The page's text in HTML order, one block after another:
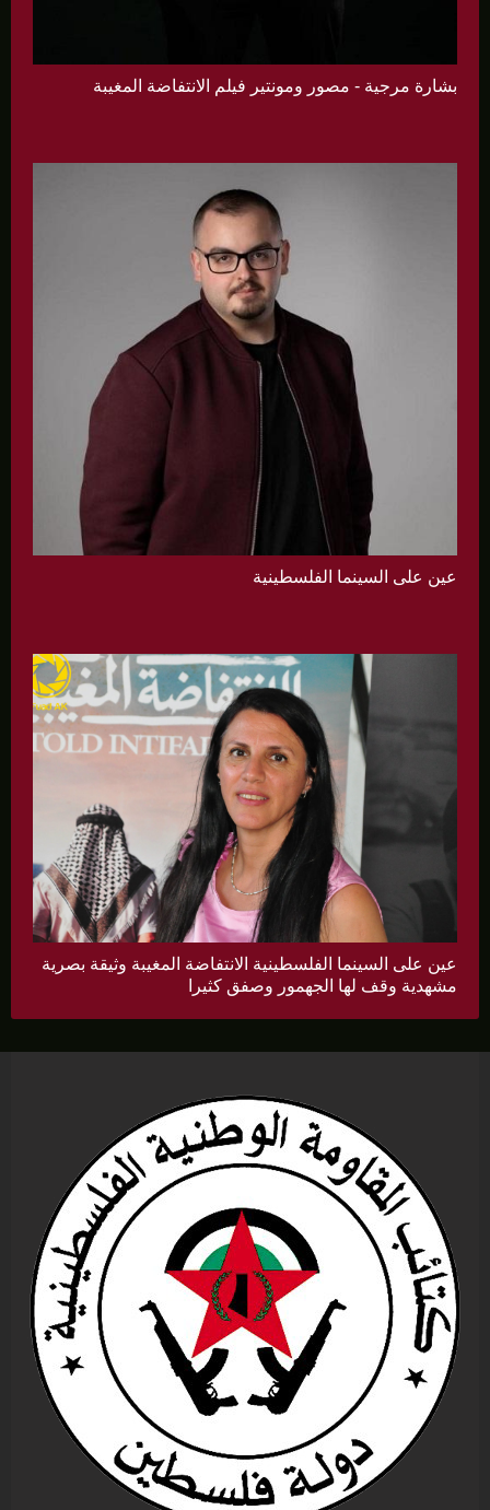
بشارة مرجية - مصور ومونتير فيلم الانتفاضة المغيبة
عين على السينما الفلسطينية
عين على السينما الفلسطينية الانتفاضة المغيبة وثيقة بصرية
مشهدية وقف لها الجهمور وصفق كثيرا